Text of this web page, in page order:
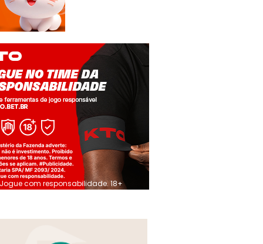
Jogue com responsabilidade. 18+